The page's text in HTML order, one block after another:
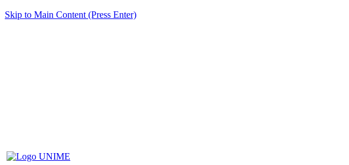
Skip to Main Content (Press Enter)